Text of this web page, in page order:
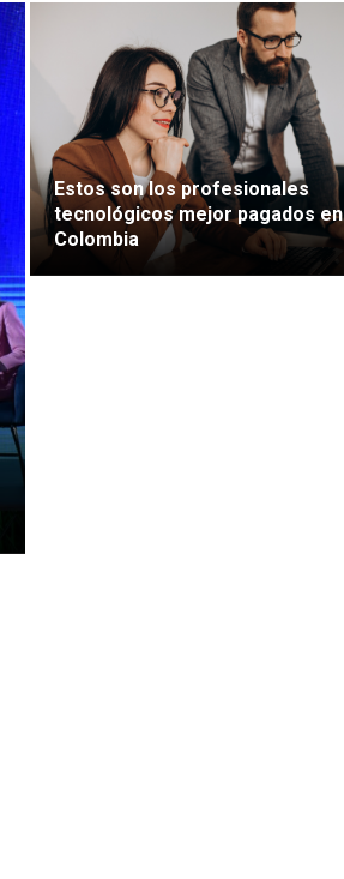
Estos son los profesionales
tecnológicos mejor pagados en
Colombia